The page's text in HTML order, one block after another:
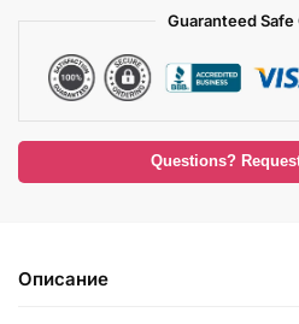
Guaranteed
Questions?
Описание